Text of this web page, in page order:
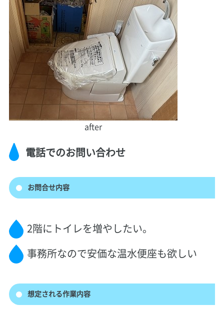
after
電話でのお問い合わせ
お問合せ内容
2階にトイレを増やしたい。
事務所なので安価な温水便座も欲しい
想定される作業内容